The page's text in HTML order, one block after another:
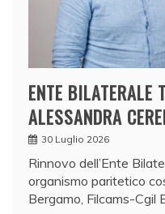
ENTE BILATERALE
ALESSANDRA
30 Luglio 2026
Rinnovo dell’Ente
organismo paritetico
Bergamo, Filcams-Cgil